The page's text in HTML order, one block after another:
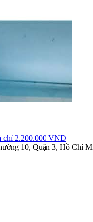
chỉ 2.200.000 VNĐ
10, Quận 3, Hồ Chí